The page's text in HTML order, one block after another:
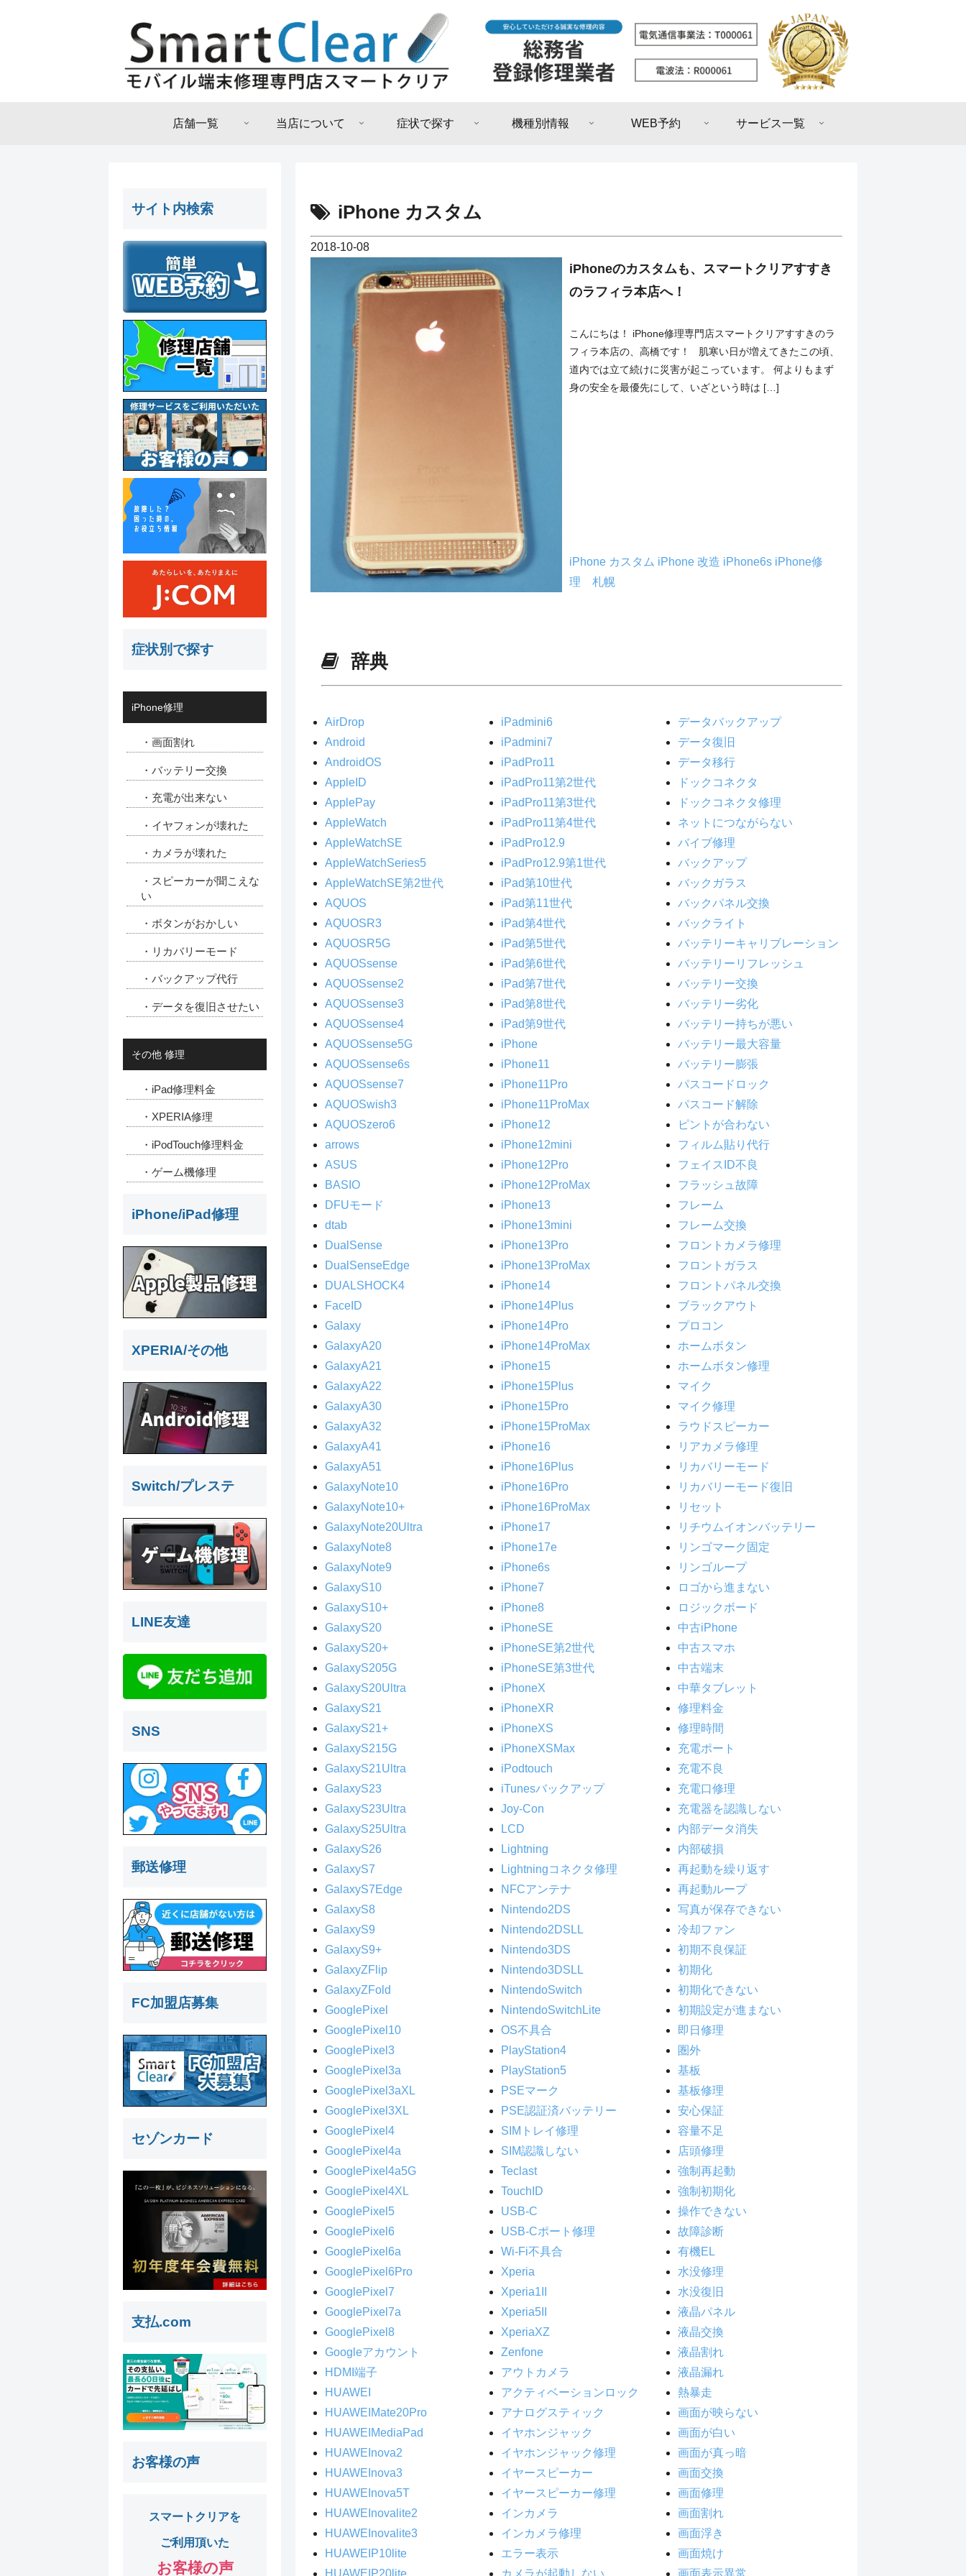
店舗一覧 当店について 症状で探す 機種別情報 WEB予約 サービス一覧
iPhone カスタム
2018-10-08
iPhoneのカスタムも、スマートクリアすすき
のラフィラ本店へ！
こんにちは！ iPhone修理専門店スマートクリアすすきのラ
フィラ本店の、高橋です！ 肌寒い日が増えてきたこの頃、
道内では立て続けに災害が起こっています。 何よりもまず
身の安全を最優先にして、いざという時は […]
iPhone カスタム iPhone 改造 iPhone6s iPhone修
理 札幌
辞典
AirDrop
Android
AndroidOS
AppleID
ApplePay
AppleWatch
AppleWatchSE
AppleWatchSeries5
AppleWatchSE第2世代
AQUOS
AQUOSR3
AQUOSR5G
AQUOSsense
AQUOSsense2
AQUOSsense3
AQUOSsense4
AQUOSsense5G
AQUOSsense6s
AQUOSsense7
AQUOSwish3
AQUOSzero6
arrows
ASUS
BASIO
DFUモード
dtab
DualSense
DualSenseEdge
DUALSHOCK4
FaceID
Galaxy
GalaxyA20
GalaxyA21
GalaxyA22
GalaxyA30
GalaxyA32
GalaxyA41
GalaxyA51
GalaxyNote10
GalaxyNote10+
GalaxyNote20Ultra
GalaxyNote8
GalaxyNote9
GalaxyS10
GalaxyS10+
GalaxyS20
GalaxyS20+
GalaxyS205G
GalaxyS20Ultra
GalaxyS21
GalaxyS21+
GalaxyS215G
GalaxyS21Ultra
GalaxyS23
GalaxyS23Ultra
GalaxyS25Ultra
GalaxyS26
GalaxyS7
GalaxyS7Edge
GalaxyS8
GalaxyS9
GalaxyS9+
GalaxyZFlip
GalaxyZFold
GooglePixel
GooglePixel10
GooglePixel3
GooglePixel3a
GooglePixel3aXL
GooglePixel3XL
GooglePixel4
GooglePixel4a
GooglePixel4a5G
GooglePixel4XL
GooglePixel5
GooglePixel6
GooglePixel6a
GooglePixel6Pro
GooglePixel7
GooglePixel7a
GooglePixel8
Googleアカウント
HDMI端子
HUAWEI
HUAWEIMate20Pro
HUAWEIMediaPad
HUAWEInova2
HUAWEInova3
HUAWEInova5T
HUAWEInovalite2
HUAWEInovalite3
HUAWEIP10lite
iPadmini6
iPadmini7
iPadPro11
iPadPro11第2世代
iPadPro11第3世代
iPadPro11第4世代
iPadPro12.9
iPadPro12.9第1世代
iPad第10世代
iPad第11世代
iPad第4世代
iPad第5世代
iPad第6世代
iPad第7世代
iPad第8世代
iPad第9世代
iPhone
iPhone11
iPhone11Pro
iPhone11ProMax
iPhone12
iPhone12mini
iPhone12Pro
iPhone12ProMax
iPhone13
iPhone13mini
iPhone13Pro
iPhone13ProMax
iPhone14
iPhone14Plus
iPhone14Pro
iPhone14ProMax
iPhone15
iPhone15Plus
iPhone15Pro
iPhone15ProMax
iPhone16
iPhone16Plus
iPhone16Pro
iPhone16ProMax
iPhone17
iPhone17e
iPhone6s
iPhone7
iPhone8
iPhoneSE
iPhoneSE第2世代
iPhoneSE第3世代
iPhoneX
iPhoneXR
iPhoneXS
iPhoneXSMax
iPodtouch
iTunesバックアップ
Joy-Con
LCD
Lightning
Lightningコネクタ修理
NFCアンテナ
Nintendo2DS
Nintendo2DSLL
Nintendo3DS
Nintendo3DSLL
NintendoSwitch
NintendoSwitchLite
OS不具合
PlayStation4
PlayStation5
PSEマーク
PSE認証済バッテリー
SIMトレイ修理
SIM認識しない
Teclast
TouchID
USB-C
USB-Cポート修理
Wi-Fi不具合
Xperia
Xperia1II
Xperia5II
XperiaXZ
Zenfone
アウトカメラ
アクティベーションロック
アナログスティック
イヤホンジャック
イヤホンジャック修理
イヤースピーカー
イヤースピーカー修理
インカメラ
インカメラ修理
エラー表示
データバックアップ
データ復旧
データ移行
ドックコネクタ
ドックコネクタ修理
ネットにつながらない
バイブ修理
バックアップ
バックガラス
バックパネル交換
バックライト
バッテリーキャリブレーション
バッテリーリフレッシュ
バッテリー交換
バッテリー劣化
バッテリー持ちが悪い
バッテリー最大容量
バッテリー膨張
パスコードロック
パスコード解除
ピントが合わない
フィルム貼り代行
フェイスID不良
フラッシュ故障
フレーム
フレーム交換
フロントカメラ修理
フロントガラス
フロントパネル交換
ブラックアウト
プロコン
ホームボタン
ホームボタン修理
マイク
マイク修理
ラウドスピーカー
リアカメラ修理
リカバリーモード
リカバリーモード復旧
リセット
リチウムイオンバッテリー
リンゴマーク固定
リンゴループ
ロゴから進まない
ロジックボード
中古iPhone
中古スマホ
中古端末
中華タブレット
修理料金
修理時間
充電ポート
充電不良
充電口修理
充電器を認識しない
内部データ消失
内部破損
再起動を繰り返す
再起動ループ
写真が保存できない
冷却ファン
初期不良保証
初期化
初期化できない
初期設定が進まない
即日修理
圏外
基板
基板修理
安心保証
容量不足
店頭修理
強制再起動
強制初期化
操作できない
故障診断
有機EL
水没修理
水没復旧
液晶パネル
液晶交換
液晶割れ
液晶漏れ
熱暴走
画面が映らない
画面が白い
画面が真っ暗
画面交換
画面修理
画面割れ
画面浮き
画面焼け
サイト内検索
症状別で探す
iPhone修理
・画面割れ
・バッテリー交換
・充電が出来ない
・イヤフォンが壊れた
・カメラが壊れた
・スピーカーが聞こえな
い
・ボタンがおかしい
・リカバリーモード
・バックアップ代行
・データを復旧させたい
その他 修理
・iPad修理料金
・XPERIA修理
・iPodTouch修理料金
・ゲーム機修理
iPhone/iPad修理
XPERIA/その他
Switch/プレステ
LINE友達
SNS
郵送修理
FC加盟店募集
セゾンカード
支払.com
お客様の声
スマートクリアを
ご利用頂いた
お客様の声